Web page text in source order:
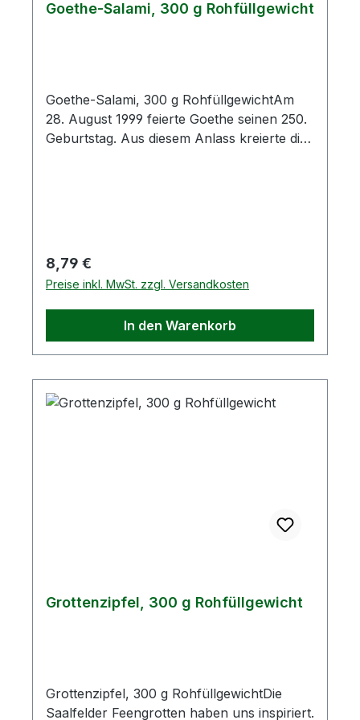
Goethe-Salami, 300 g Rohfüllgewicht
Goethe-Salami, 300 g RohfüllgewichtAm
28. August 1999 feierte Goethe seinen 250.
Geburtstag. Aus diesem Anlass kreierte die
Rindfleisch 20 %, Speck, Kochsalz,
Konservierungsstoff E250, Gewürze,
Glukosesirup, Dextrose,
Geschmacksverstärker E621, Würze,
Antioxidationsmittel E301, Sonnenblumenöl,
Gewürzextrakt (Sellerie, Senf), Rauch100 g
Frischfleisch hergestellt.Allergene: Senf,
SellerieDurchschnittliche NährwerteAngabe
Regulärer Preis:
8,79 €
Preise inkl. MwSt. zzgl. Versandkosten
In den Warenkorb
Grottenzipfel, 300 g Rohfüllgewicht
Grottenzipfel, 300 g RohfüllgewichtDie
Saalfelder Feengrotten haben uns inspiriert.